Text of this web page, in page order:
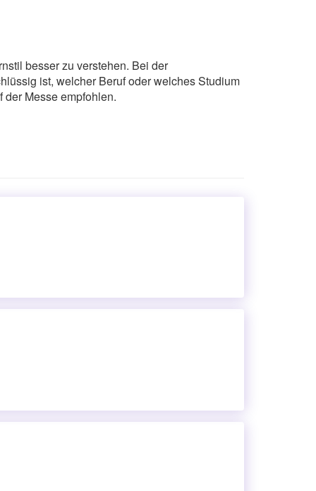
besser zu verstehen. Bei der
ist, welcher Beruf oder welches Studium
Messe empfohlen.